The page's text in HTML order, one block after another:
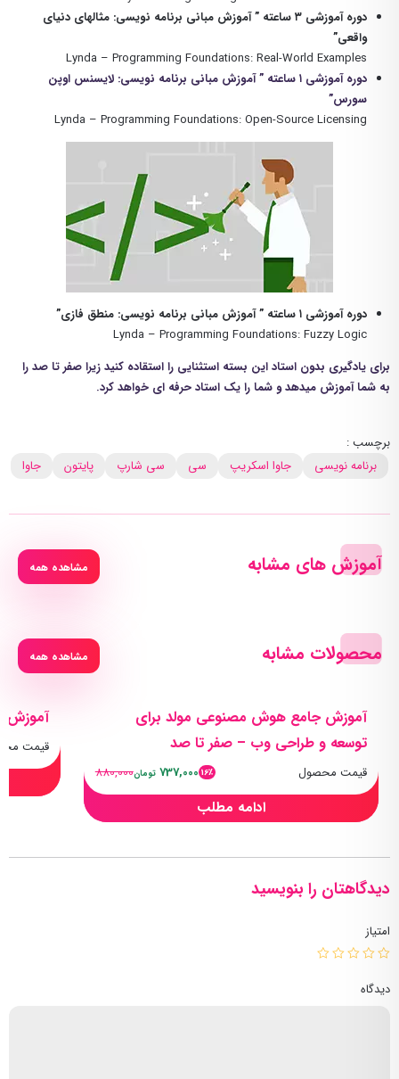
دوره آموزشی ۳ ساعته ” آموزش مبانی برنامه نویسی: مثالهای دنیای
واقعی”
Lynda – Programming Foundations: Real-World Examples
دوره آموزشی ۱ساعته ” آموزش مبانی برنامه نویسی: لایسنس اوپن
سورس”
Lynda – Programming Foundations: Open-Source Licensing
دوره آموزشی ۱ساعته ” آموزش مبانی برنامه نویسی: منطق فازی”
Lynda – Programming Foundations: Fuzzy Logic
برای یادگیری بدون استاد این بسته استثنایی را استقاده کنید زیرا صفر تا صد را
به شما آموزش میدهد و شما را یک استاد حرفه ای خواهد کرد.
برچسب :
برنامه نویسی
جاوا اسکریپ سی سی شارپ پایتون جاوا
آموزش های مشابه مشاهده همه
محصولات مشابه مشاهده همه
آموزش جامع هوش مصنوعی مولد برای
توسعه و طراحی وب – صفر تا صد
قیمت محصول 16٪ 737,000 تومان880,000
ادامه مطلب
آموزش
قیمت
دیدگاهتان را بنویسید
امتیاز
دیدگاه